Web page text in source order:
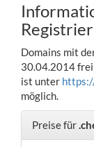
Domains mit
30.04.2014
ist unter
möglich.
Preise für